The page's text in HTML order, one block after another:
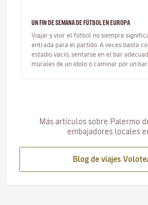
UN FIN DE SEMANA DE FÚTBOL EN EUROPA
Viajar y vivir el fútbol no siempre
entrada para el partido. A veces basta
estadio vacío, sentarse en el bar
murales de un ídolo o caminar por un
Más artículos sobre Palermo
embajadores locales
Blog de viajes